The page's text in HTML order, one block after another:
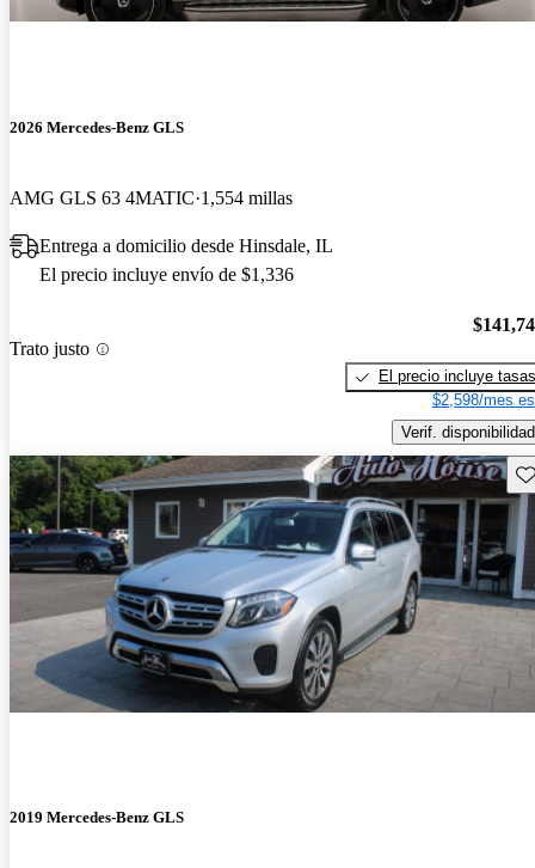
2026 Mercedes-Benz GLS
AMG GLS 63 4MATIC 1,554 millas
Entrega a domicilio desde Hinsdale, IL
El precio incluye envío de $1,336
Trato justo
El precio incluye tasas
$2,598/mes
Verif. disponibilidad
2019 Mercedes-Benz GLS